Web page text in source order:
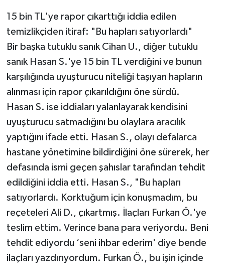
15 bin TL'ye rapor çıkarttığı iddia edilen
temizlikçiden itiraf: "Bu hapları satıyorlardı"
Bir başka tutuklu sanık Cihan U., diğer tutuklu
sanık Hasan S.'ye 15 bin TL verdiğini ve bunun
karşılığında uyuşturucu niteliği taşıyan hapların
alınması için rapor çıkarıldığını öne sürdü.
Hasan S. ise iddiaları yalanlayarak kendisini
uyuşturucu satmadığını bu olaylara aracılık
yaptığını ifade etti. Hasan S., olayı defalarca
hastane yönetimine bildirdiğini öne sürerek, her
defasında ismi geçen şahıslar tarafından tehdit
edildiğini iddia etti. Hasan S., "Bu hapları
satıyorlardı. Korktuğum için konuşmadım, bu
reçeteleri Ali D., çıkartmış. İlaçları Furkan Ö.'ye
teslim ettim. Verince bana para veriyordu. Beni
tehdit ediyordu ‘seni ihbar ederim' diye bende
ilaçları yazdırıyordum. Furkan Ö., bu işin içinde